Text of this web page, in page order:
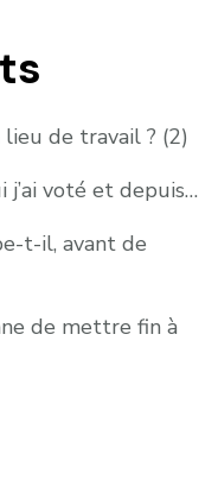
de travail ? (2)
j’ai voté et depuis…
t-il, avant de
de mettre fin à